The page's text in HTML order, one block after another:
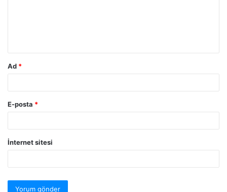
Ad *
E-posta *
İnternet sitesi